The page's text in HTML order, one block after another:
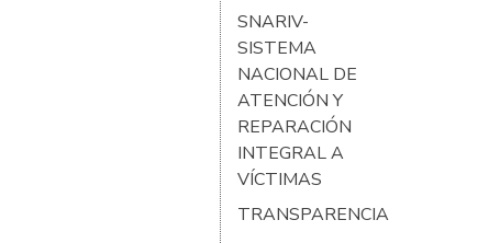
SNARIV-
SISTEMA
NACIONAL DE
ATENCIÓN Y
REPARACIÓN
INTEGRAL A
VÍCTIMAS
TRANSPARENCIA